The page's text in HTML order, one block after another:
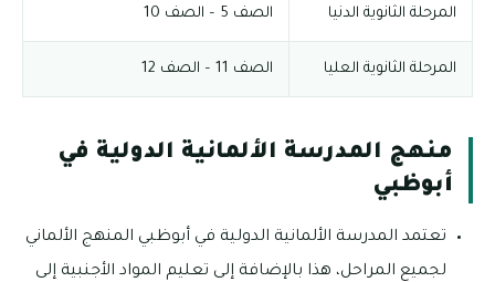
المرحلة الثانوية الدنيا الصف 5 – الصف 10
المرحلة الثانوية العليا الصف 11 – الصف 12
منهج المدرسة الألمانية الدولية في
أبوظبي
تعتمد المدرسة الألمانية الدولية في أبوظبي المنهج الألماني
لجميع المراحل، هذا بالإضافة إلى تعليم المواد الأجنبية إلى